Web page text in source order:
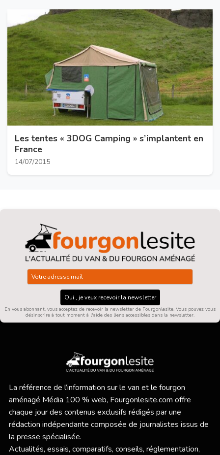
Les tentes « 3DOG Camping » s’implantent en
France
14/07/2015
Oui , je veux recevoir la newsletter
En vous abonnant, vous acceptez de recevoir la newsletter de Fourgonlesite. Vous pouvez vous
désinscrire à tout moment à l'aide des liens accessibles dans la newsletter.
La référence de l’information sur le van et le fourgon
aménagé Média 100 % web, Fourgonlesite.com offre
chaque jour des contenus exclusifs rédigés par une
rédaction indépendante composée de journalistes issus de
la presse spécialisée.
Actualités, essais, comparatifs, conseils, réglementation,